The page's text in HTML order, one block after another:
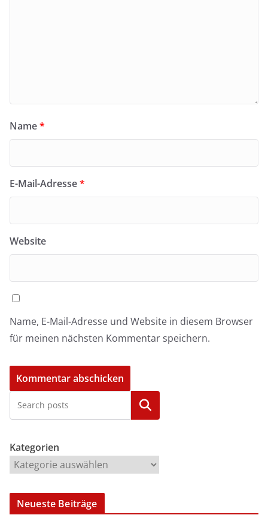
Name*
E-Mail-Adresse*
Website
Name, E-Mail-Adresse und Website in diesem Browser
für meinen nächsten Kommentar speichern.
Kategorien
Kategorien
Neueste Beiträge